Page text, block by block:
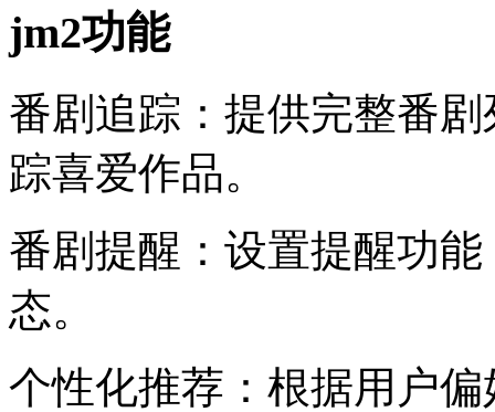
jm2功能
番剧追踪：提供完整番
踪喜爱作品。
番剧提醒：设置提醒功
态。
个性化推荐：根据用户